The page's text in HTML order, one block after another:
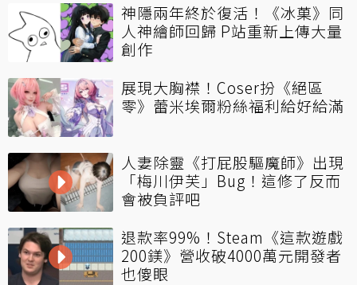
神隱兩年終於復活！《冰菓》同
人神繪師回歸 P站重新上傳大量
創作
展現大胸襟！Coser扮《絕區
零》蕾米埃爾粉絲福利給好給滿
人妻除靈《打屁股驅魔師》出現
「梅川伊芙」Bug！這修了反而
會被負評吧
退款率99%！Steam《這款遊戲
200鎂》營收破4000萬元開發者
也傻眼